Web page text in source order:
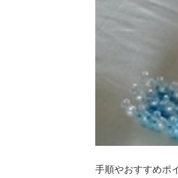
手順やおすすめポ